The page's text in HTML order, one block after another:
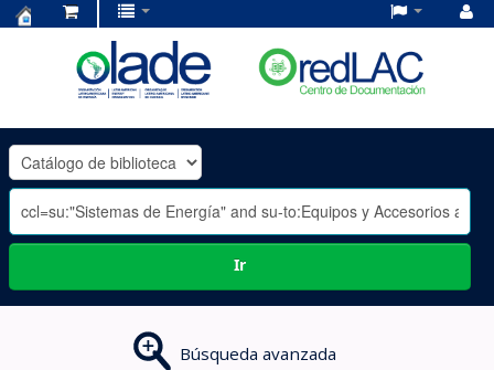
OLADE
-
Ir
Búsqueda avanzada